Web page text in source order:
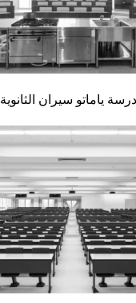
ياماتو سيران الثانوية